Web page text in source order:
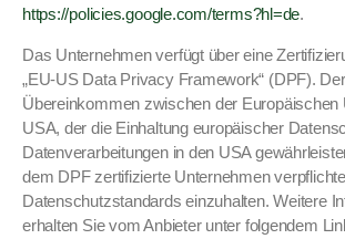
https://policies.google.com/terms?hl=de.
Das Unternehmen ver­fügt über eine
„EU-US Data Pri­va­cy Frame­work“ (DPF).
Übereinkom­men zwis­chen der Europäis­chen
USA, der die Ein­hal­tung europäis­ch­er
Daten­ver­ar­beitun­gen in den USA
dem DPF zer­ti­fizierte Unternehmen
Daten­schutz­s­tan­dards einzuhal­ten. Weit­ere
erhal­ten Sie vom Anbi­eter unter fol­gen­dem